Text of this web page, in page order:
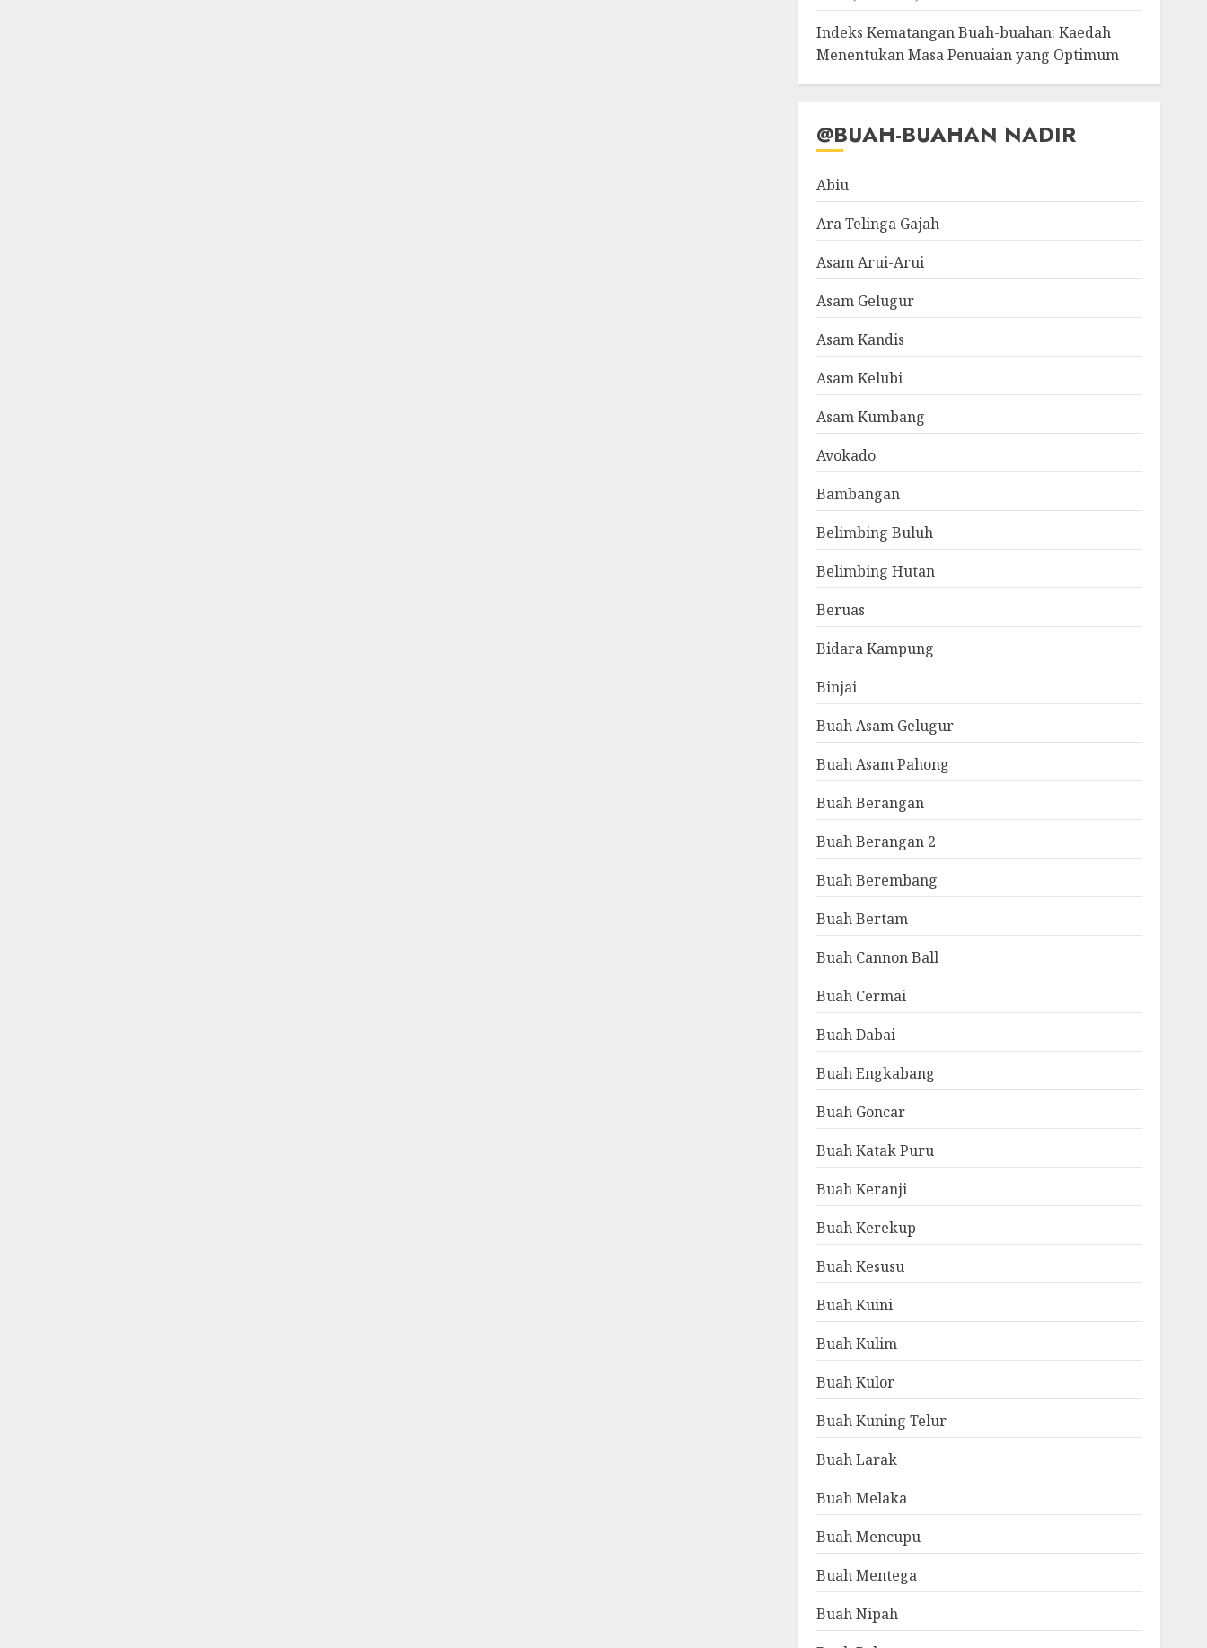
Indeks Kematangan Buah-buahan: Kaedah
Menentukan Masa Penuaian yang Optimum
@BUAH-BUAHAN NADIR
Abiu
Ara Telinga Gajah
Asam Arui-Arui
Asam Gelugur
Asam Kandis
Asam Kelubi
Asam Kumbang
Avokado
Bambangan
Belimbing Buluh
Belimbing Hutan
Beruas
Bidara Kampung
Binjai
Buah Asam Gelugur
Buah Asam Pahong
Buah Berangan
Buah Berangan 2
Buah Berembang
Buah Bertam
Buah Cannon Ball
Buah Cermai
Buah Dabai
Buah Engkabang
Buah Goncar
Buah Katak Puru
Buah Keranji
Buah Kerekup
Buah Kesusu
Buah Kuini
Buah Kulim
Buah Kulor
Buah Kuning Telur
Buah Larak
Buah Melaka
Buah Mencupu
Buah Mentega
Buah Nipah